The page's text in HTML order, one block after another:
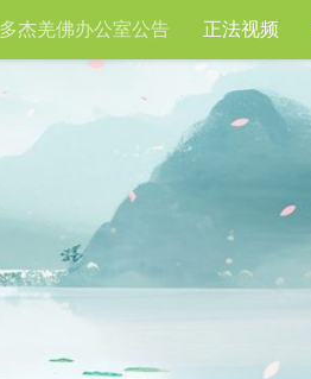
杰羌佛办公室公告 正法视频